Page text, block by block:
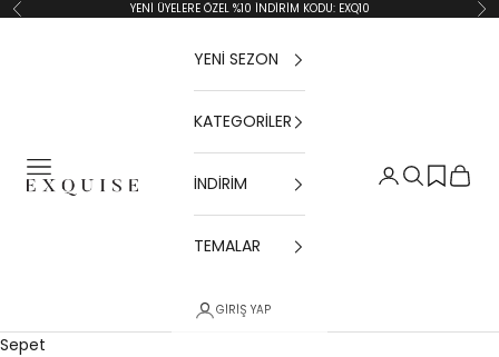
İçeriğe geç
Geri YENİ ÜYELERE ÖZEL %10 İNDİRİM KODU: EXQ10
Menü
Exquise TR
Giriş Yap
Ara Sepet
YENİ SEZON
KATEGORİLER
İNDİRİM
TEMALAR
GIRIŞ YAP
Sepet